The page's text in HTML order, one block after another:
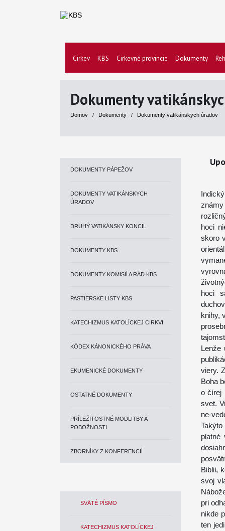
Cirkev KBS Cirkevné provincie Dokumenty
Dokumenty
Domov / Dokumenty / Dokumenty vatikánskych úradov
DOKUMENTY PÁPEŽOV
DOKUMENTY VATIKÁNSKYCH
ÚRADOV
DRUHÝ VATIKÁNSKY KONCIL
DOKUMENTY KBS
DOKUMENTY KOMISIÍ A RÁD KBS
PASTIERSKE LISTY KBS
KATECHIZMUS KATOLÍCKEJ CIRKVI
KÓDEX KÁNONICKÉHO PRÁVA
EKUMENICKÉ DOKUMENTY
OSTATNÉ DOKUMENTY
PRÍLEŽITOSTNÉ MODLITBY A
POBOŽNOSTI
ZBORNÍKY Z KONFERENCIÍ
SVÄTÉ PÍSMO
KATECHIZMUS KATOLÍCKEJ
hoci
skoro
hoci
knihy,
Lenže
viery.
Boha
o čírej
svet.
ne-
Takýto
platné
Biblii,
svoj
pri
nikde
ten